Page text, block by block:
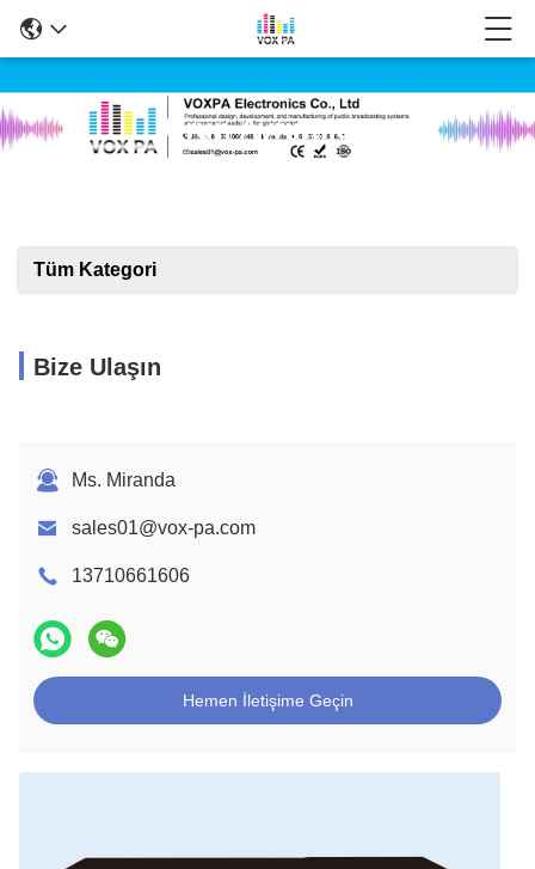
Ürün Ayrıntıları
Tüm Kategori
Bize Ulaşın
Ms. Miranda
sales01@vox-pa.com
13710661606
Hemen İletişime Geçin